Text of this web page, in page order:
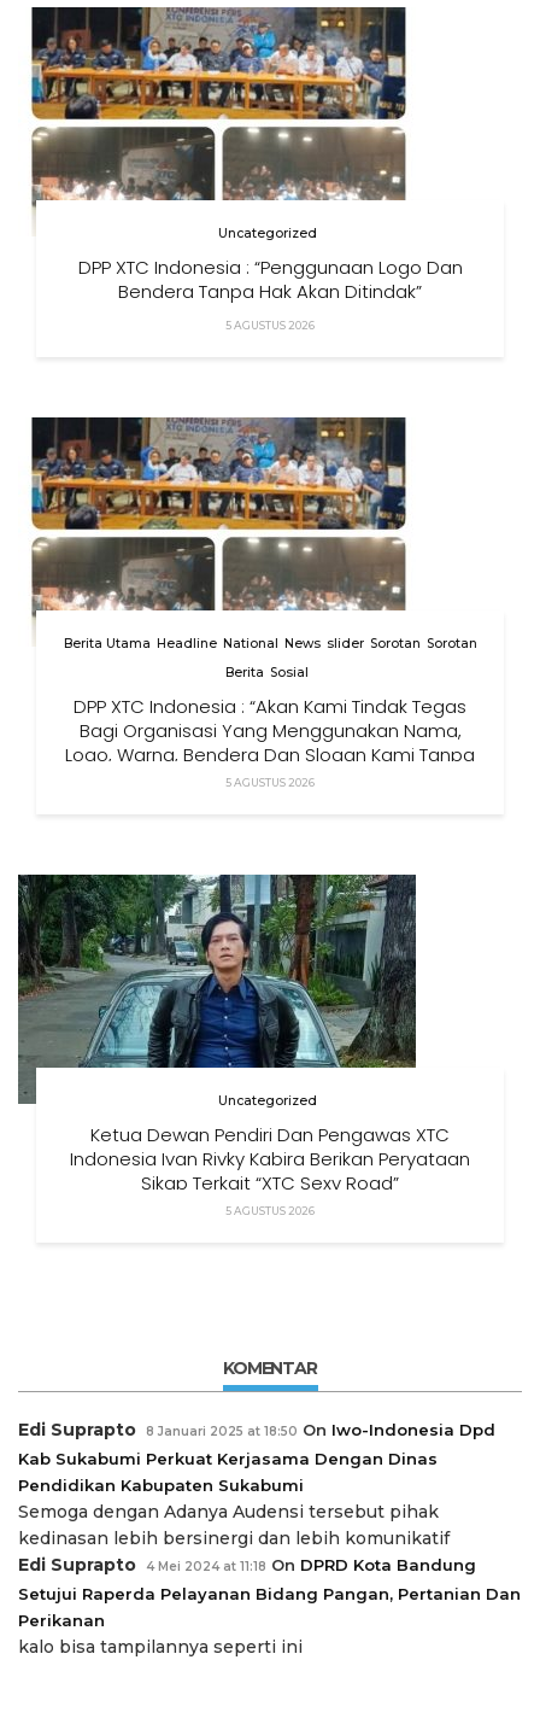
Uncategorized
DPP XTC Indonesia : “Penggunaan Logo Dan
Bendera Tanpa Hak Akan Ditindak”
5 AGUSTUS 2026
Berita Utama Headline National News slider Sorotan Sorotan
Berita Sosial
DPP XTC Indonesia : “Akan Kami Tindak Tegas
Bagi Organisasi Yang Menggunakan Nama,
Logo, Warna, Bendera Dan Slogan Kami Tanpa
Izin”
5 AGUSTUS 2026
Uncategorized
Ketua Dewan Pendiri Dan Pengawas XTC
Indonesia Ivan Rivky Kabira Berikan Peryataan
Sikap Terkait “XTC Sexy Road”
5 AGUSTUS 2026
KOMENTAR
Edi Suprapto 8 Januari 2025 at 18:50 On Iwo-Indonesia Dpd
Kab Sukabumi Perkuat Kerjasama Dengan Dinas
Pendidikan Kabupaten Sukabumi
Semoga dengan Adanya Audensi tersebut pihak
kedinasan lebih bersinergi dan lebih komunikatif
Edi Suprapto
4 Mei 2024 at 11:18 On DPRD Kota Bandung
Setujui Raperda Pelayanan Bidang Pangan, Pertanian Dan
Perikanan
kalo bisa tampilannya seperti ini